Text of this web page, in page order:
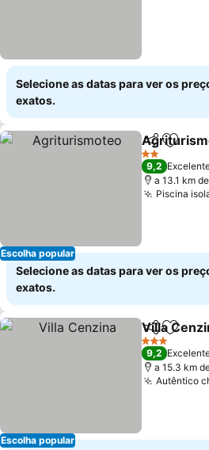
Selecione as datas para ver os
exatos.
Escolha popular
Partilhar
2 Estrelas
9,2
a 13.1 km
Piscina
Selecione as datas para ver os
exatos.
Escolha popular
Partilhar
Villa
3 Estrelas
9,2
a 15.3 km
Autêntico